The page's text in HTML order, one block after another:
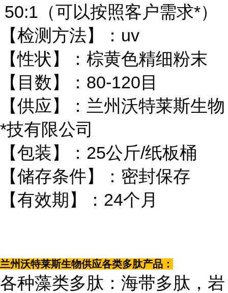
50:1（可以按照客户需求*）
【检测方法】：uv
【性状】：棕黄色精细粉末
【目数】：80-120目
【供应】：兰州沃特莱斯生物
*技有限公司
【包装】：25公斤/纸板桶
【储存条件】：密封保存
【有效期】：24个月
兰州沃特莱斯生物供应各类多肽产品：
各种藻类多肽：海带多肽，岩